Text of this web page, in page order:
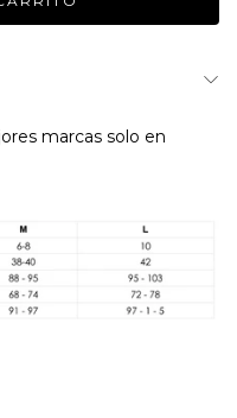
marcas solo en